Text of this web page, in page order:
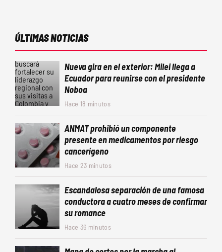
ÚLTIMAS NOTICIAS
Nueva gira en el exterior: Milei llega a
Ecuador para reunirse con el presidente
Noboa
Hace 18 minutos
ANMAT prohibió un componente
presente en medicamentos por riesgo
cancerígeno
Hace 23 minutos
Escandalosa separación de una famosa
conductora a cuatro meses de confirmar
su romance
Hace 36 minutos